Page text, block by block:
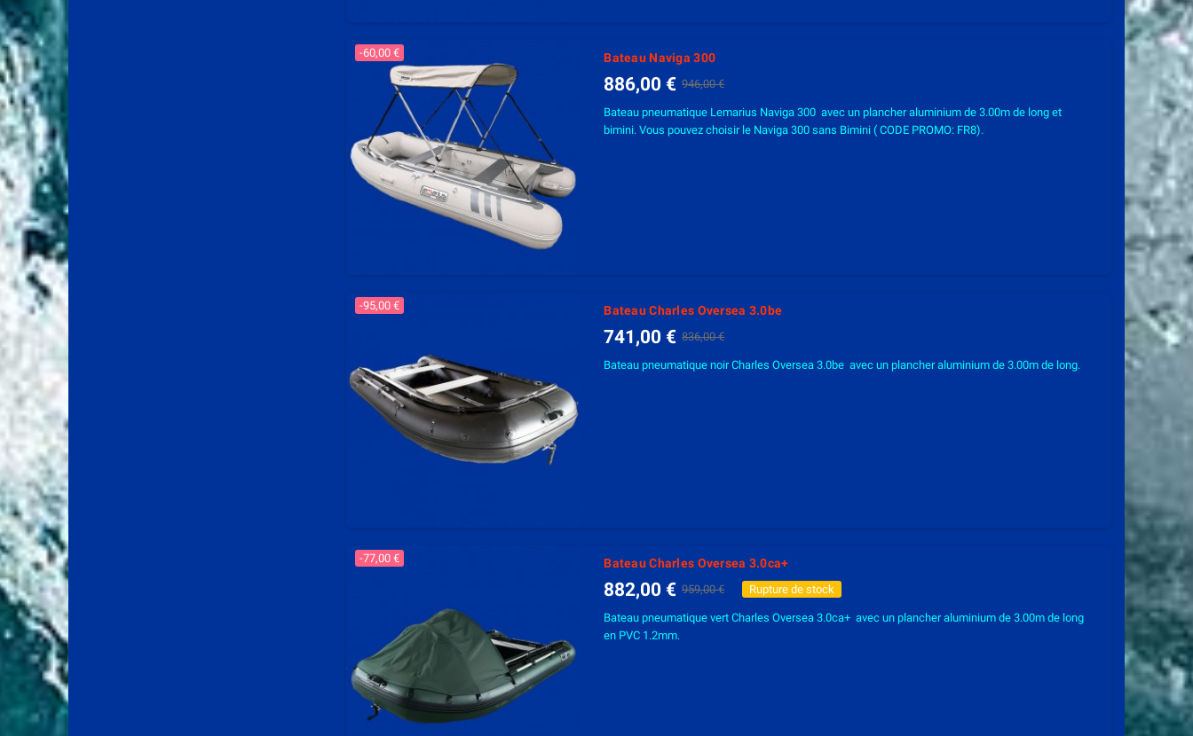
-60,00 € Bateau Naviga 300
886,00 € 946,00 €
Bateau pneumatique Lemarius Naviga 300 avec un plancher aluminium de 3.00m de long et
bimini. Vous pouvez choisir le Naviga 300 sans Bimini ( CODE PROMO: FR8).
-95,00 € Bateau Charles Oversea 3.0be
741,00 € 836,00 €
Bateau pneumatique noir Charles Oversea 3.0be avec un plancher aluminium de 3.00m de long.
-77,00 € Bateau Charles Oversea 3.0ca+
882,00 € 959,00 € Rupture de stock
Bateau pneumatique vert Charles Oversea 3.0ca+ avec un plancher aluminium de 3.00m de long
en PVC 1.2mm.